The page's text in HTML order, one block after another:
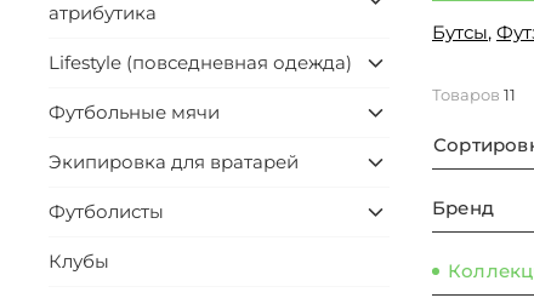
Бутсы,
Товаров 11
Бренд
атрибутика
Lifestyle (повседневная одежда)
Футбольные мячи
Экипировка для вратарей
Футболисты
Клубы